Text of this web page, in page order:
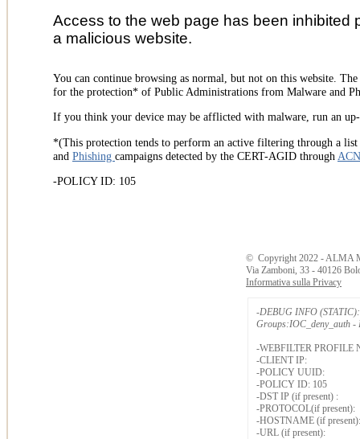
Access to the web page has been
a malicious website.
You can continue browsing as normal, but not on this website.
for the protection* of Public Administrations from Malware and
If you think your device may be afflicted with malware, run an
*(This protection tends to perform an active filtering through a
and Phishing campaigns detected by the CERT-AGID through
-POLICY ID: 105
© Copyright 2022 - ALMA
Via Zamboni, 33 - 40126
Informativa sulla Privacy
-DEBUG INFO (STATIC):
Groups:IOC_deny_auth -
-WEBFILTER PROFILE
-CLIENT IP:
-POLICY UUID:
-POLICY ID: 105
-DST IP (if present) :
-PROTOCOL(if present):
-HOSTNAME (if present):
-URL (if present):